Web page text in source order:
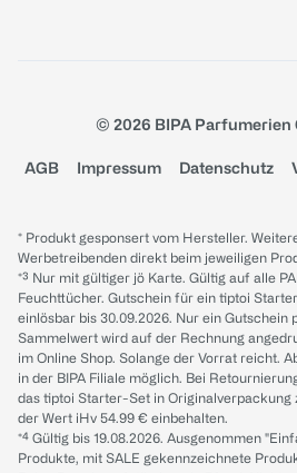
© 2026 BIPA Parfumerien
AGB Impressum Datenschutz
* Produkt gesponsert vom Hersteller.
Werbetreibenden direkt beim jeweiligen
*³ Nur mit gültiger jö Karte. Gültig auf alle
Feuchttücher. Gutschein für ein tiptoi
einlösbar bis 30.09.2026. Nur ein Gutschein
Sammelwert wird auf der Rechnung
im Online Shop. Solange der Vorrat reicht.
in der BIPA Filiale möglich. Bei
das tiptoi Starter-Set in
der Wert iHv 54.99 € einbehalten.
*⁴ Gültig bis 19.08.2026. Ausgenommen
Produkte, mit SALE gekennzeichnete